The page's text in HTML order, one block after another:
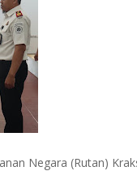
Negara (Rutan)